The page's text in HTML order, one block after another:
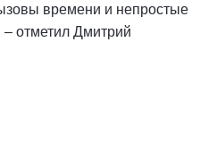
времени и непростые
– отметил Дмитрий